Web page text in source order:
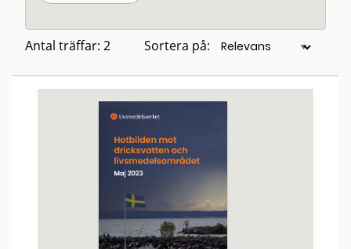
Antal träffar: 2 Sortera på: